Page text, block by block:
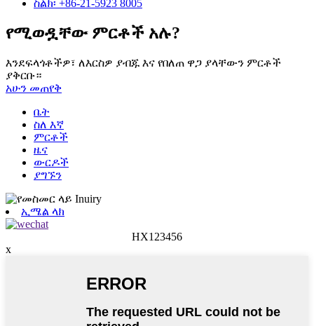
ስልክ፡ +86-21-5923 8005
የሚወዷቸው ምርቶች አሉ?
እንደፍላጎቶችዎ፣ ለእርስዎ ያብጁ እና የበለጠ ዋጋ ያላቸውን ምርቶች
ያቅርቡ።
አሁን መጠየቅ
ቤት
ስለ እኛ
ምርቶች
ዜና
ውርዶች
ያግኙን
ኢሜል ላክ
HX123456
x